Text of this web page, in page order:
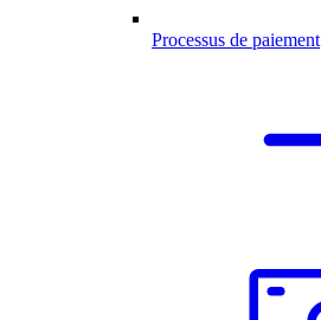
Processus de paiement